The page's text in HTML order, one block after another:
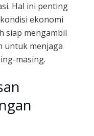
Hal ini penting
ekonomi
siap mengambil
untuk menjaga
masing.